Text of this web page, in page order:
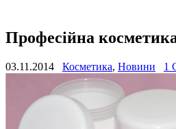
Професійна
03.11.2014 Косметика, Новини 1